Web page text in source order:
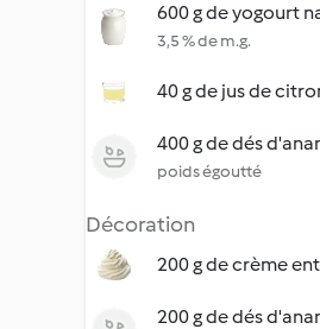
600 g de yogourt
3,5 % de m.g.
40 g de jus de
400 g de dés
poids égoutté
Décoration
200 g de crème
200 g de dés